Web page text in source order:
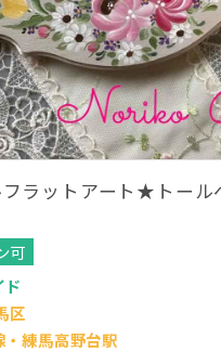
ラットアート★トール
可
ド
区
練馬高野台駅